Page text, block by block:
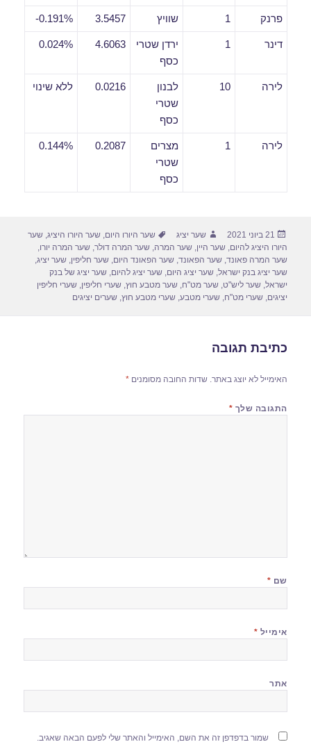
פרנק 1 שוויץ 3.5457
0.191%-
דינר 1
ירדן שטרי
כסף
4.6063
0.024%
לירה 10
לבנון
שטרי
כסף
0.0216 ללא שינוי
לירה 1
מצרים
שטרי
כסף
0.2087
0.144%
פורסם
בתאריך
21 ביוני 2021 מחבר
שער יציג תגיות
שער היורו היום,שער היורו היציג,שער
היורו היציג להיום,שער היין,שער המרה,שער המרה דולר,שער המרה יורו,
שער המרה פאונד,שער הפאונד,שער הפאונד היום,שער חליפין,שער יציג,
שער יציג בנק ישראל,שער יציג היום,שער יציג להיום,שער יציג של בנק
ישראל,שער ליש"ט,שער מט"ח,שער מטבע חוץ,שערי חליפין,שערי חליפין
יציגים,שערי מט"ח,שערי מטבע,שערי מטבע חוץ,שערים יציגים
כתיבת תגובה
האימייל לא יוצג באתר. שדות החובה מסומנים*
התגובה שלך *
שם *
אימייל *
אתר
שמור בדפדפן זה את השם, האימייל והאתר שלי לפעם הבאה שאגיב.